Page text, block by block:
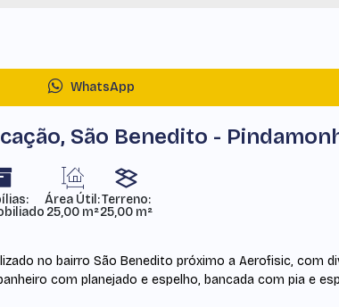
WhatsApp
São Benedito -
Área Útil:
25,00 m²
Terreno:
25,00 m²
no bairro São Benedito próximo a Aerofisic, com
com planejado e espelho, bancada com pia e